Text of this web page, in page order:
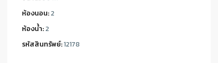
ห้องนอน:2
ห้องน้ำ:2
รหัสสินทรัพย์:12178